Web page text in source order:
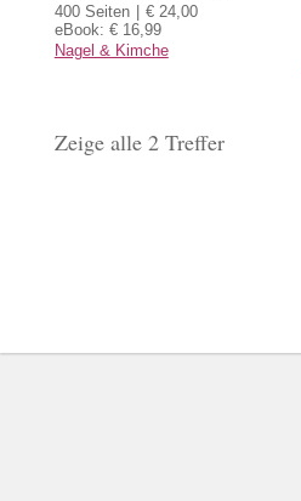
400 Seiten
€ 24,00
eBook: € 16,99
Nagel & Kimche
Zeige alle 2 Treffer